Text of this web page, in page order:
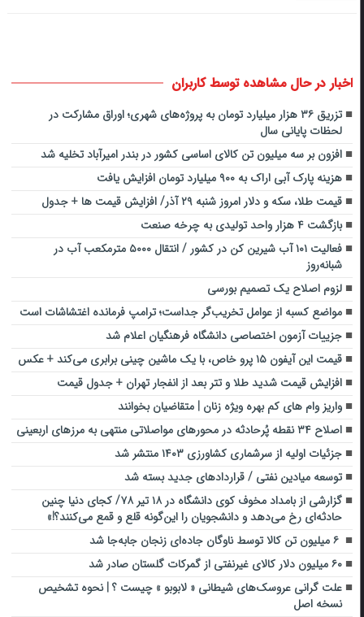
اخبار در حال مشاهده توسط کاربران
تزریق ۳۶ هزار میلیارد تومان به پروژه‌های شهری؛ اوراق مشارکت در
لحظات پایانی سال
افزون بر سه میلیون تن کالای اساسی کشور در بندر امیرآباد تخلیه شد
هزینه پارک آبی اراک به ۹۰۰ میلیارد تومان افزایش یافت
قیمت طلا، سکه و دلار امروز شنبه ۲۹ آذر/ افزایش قیمت ها + جدول
بازگشت ۴ هزار واحد تولیدی به چرخه صنعت
فعالیت ۱۰۱ آب شیرین کن در کشور / انتقال ۵۰۰۰ مترمکعب آب در
شبانه‌روز
لزوم اصلاح یک تصمیم بورسی
مواضع کسبه از عوامل تخریب‌گر جداست؛ ترامپ فرمانده اغتشاشات است
جزییات آزمون اختصاصی دانشگاه فرهنگیان اعلام شد
قیمت این آیفون ۱۵ پرو خاص، با یک ماشین چینی برابری می‌کند + عکس
افزایش قیمت شدید طلا و تتر بعد از انفجار تهران + جدول قیمت
واریز وام های کم بهره ویژه زنان | متقاضیان بخوانند
اصلاح ۳۴ نقطه پُرحادثه در محورهای مواصلاتی منتهی به مرزهای اربعینی
جزئیات اولیه از سرشماری کشاورزی ۱۴۰۳ منتشر شد
توسعه میادین نفتی / قراردادهای جدید بسته شد
گزارشی از بامداد مخوف کوی دانشگاه در ۱۸ تیر ۷۸/ کجای دنیا چنین
حادثه‌ای رخ می‌دهد و دانشجویان را این‌گونه قلع و قمع می‌کنند؟!»
۶۰ میلیون دلار کالای غیرنفتی از گمرکات گلستان صادر شد
علت گرانی عروسک‌های شیطانی « لابوبو » چیست ؟ | نحوه تشخیص
نسخه اصل